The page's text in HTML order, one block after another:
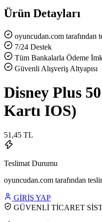
Ürün Detayları
oyuncudan.com tarafından
7/24 Destek
Tüm Bankalarla Ödeme
Güvenli Alışveriş Altyapısı
Disney Plus
Kartı IOS)
51,45 TL
Teslimat Durumu
oyuncudan.com tarafından
GİRİŞ YAP
GÜVENLİ TİCARET